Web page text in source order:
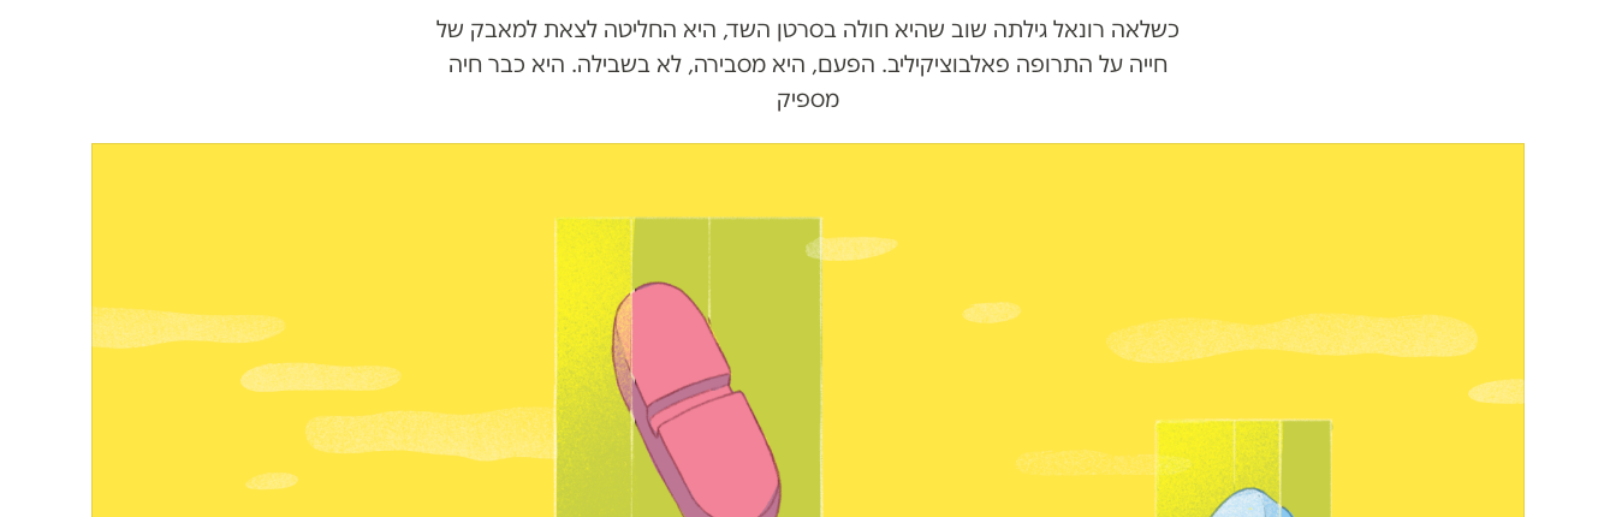
כשלאה רונאל גילתה שוב שהיא חולה בסרטן השד, היא החליטה לצאת למאבק של
חייה על התרופה פאלבוציקיליב. הפעם, היא מסבירה, לא בשבילה. היא כבר חיה
מספיק